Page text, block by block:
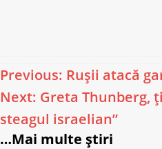
Previous: Rușii atacă
Next: Greta Thunberg,
steagul israelian”
…Mai multe știri